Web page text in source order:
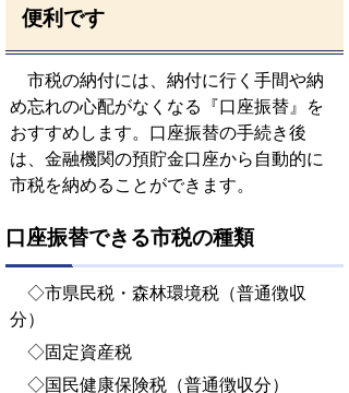
便利です
市税の納付には、納付に行く手間や納
め忘れの心配がなくなる『口座振替』を
おすすめします。口座振替の手続き後
は、金融機関の預貯金口座から自動的に
市税を納めることができます。
口座振替できる市税の種類
◇市県民税・森林環境税（普通徴収
分）
◇固定資産税
◇国民健康保険税（普通徴収分）